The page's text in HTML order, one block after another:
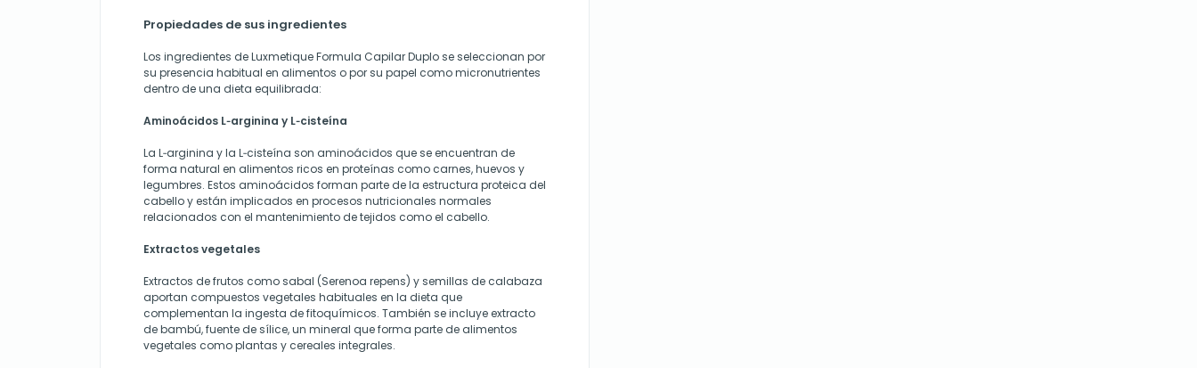
Propiedades de sus ingredientes
Los ingredientes de Luxmetique Formula Capilar Duplo se seleccionan por
su presencia habitual en alimentos o por su papel como micronutrientes
dentro de una dieta equilibrada:
Aminoácidos L‑arginina y L‑cisteína
La L‑arginina y la L‑cisteína son aminoácidos que se encuentran de
forma natural en alimentos ricos en proteínas como carnes, huevos y
legumbres. Estos aminoácidos forman parte de la estructura proteica del
cabello y están implicados en procesos nutricionales normales
relacionados con el mantenimiento de tejidos como el cabello.
Extractos vegetales
Extractos de frutos como sabal (Serenoa repens) y semillas de calabaza
aportan compuestos vegetales habituales en la dieta que
complementan la ingesta de fitoquímicos. También se incluye extracto
de bambú, fuente de sílice, un mineral que forma parte de alimentos
vegetales como plantas y cereales integrales.